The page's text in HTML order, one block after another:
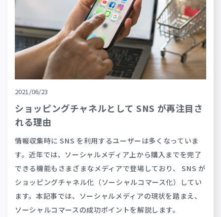
2021/06/23
ショッピングチャネルとして SNS が再注目さ
れる理由
情報収集時に SNS を利用するユーザーは多くなっていま
す。近年では、ソーシャルメディア上から購入までを完了
できる機能もさまざまなメディアで登場しており、 SNS が
ショッピングチャネル化（ソーシャルコマース化）してい
ます。本記事では、ソーシャルメディアの現状を踏まえ、
ソーシャルコマースの成功ポイントを解説します。